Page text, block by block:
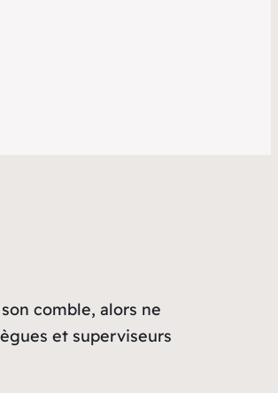
comble, alors ne
et superviseurs